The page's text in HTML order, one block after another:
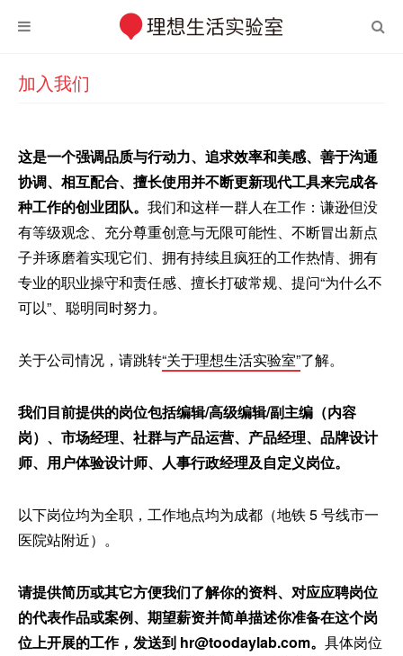
加入我们
这是一个强调品质与行动力、追求效率和美感、善于沟通
协调、相互配合、擅长使用并不断更新现代工具来完成各
种工作的创业团队。 我们和这样一群人在工作：谦逊但没
有等级观念、充分尊重创意与无限可能性、不断冒出新点
子并琢磨着实现它们、拥有持续且疯狂的工作热情、拥有
专业的职业操守和责任感、擅长打破常规、提问“为什么不
可以”、聪明同时努力。
关于公司情况，请跳转“关于理想生活实验室”了解。
我们目前提供的岗位包括编辑/高级编辑/副主编（内容
岗）、市场经理、社群与产品运营、产品经理、品牌设计
师、用户体验设计师、人事行政经理及自定义岗位。
以下岗位均为全职，工作地点均为成都（地铁 5 号线市一
医院站附近）。
请提供简历或其它方便我们了解你的资料、对应应聘岗位
的代表作品或案例、期望薪资并简单描述你准备在这个岗
位上开展的工作，发送到 hr@toodaylab.com。 具体岗位